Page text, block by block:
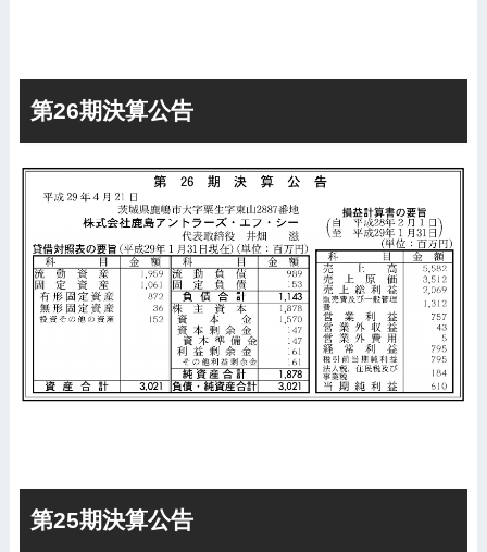
第26期決算公告
第25期決算公告